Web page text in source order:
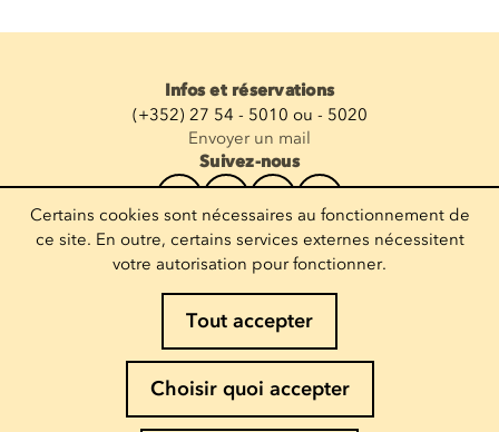
Infos et réservations
(+352) 27 54 - 5010 ou - 5020
Envoyer un mail
Suivez-nous
Recevoir la newsletter
Entrez votre mail
Politique de Cookies
Certains cookies sont nécessaires au fonctionnement de
ce site. En outre, certains services externes nécessitent
votre autorisation pour fonctionner.
Tout accepter
Choisir quoi accepter